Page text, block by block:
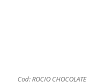
Cod: ROCIO CHOCOLATE